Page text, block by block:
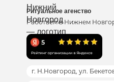
Ритуальное агенство
Работаем в Нижнем
г. Н.Новгород, ул.